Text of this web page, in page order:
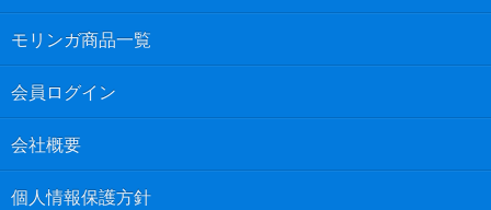
モリンガ商品一覧
会員ログイン
会社概要
個人情報保護方針